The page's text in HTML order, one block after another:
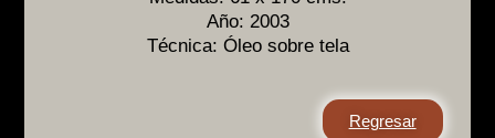
Año: 2003
Técnica: Óleo sobre tela
Regresar